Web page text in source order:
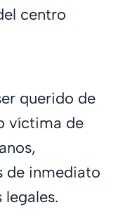
centro
querido de
víctima de
de inmediato